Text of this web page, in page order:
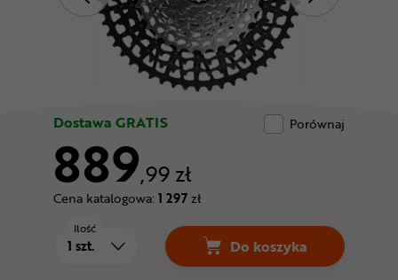
Dostawa GRATIS Porównaj
889,99 zł
Cena katalogowa: 1 297zł
Ilość
Do koszyka